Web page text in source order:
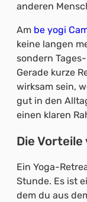
anderen
Am be yogi
keine langen
sondern
Gerade kurze
wirksam sein,
gut in den
einen klaren
Die
Ein Yoga-
Stunde. Es ist
dem du aus